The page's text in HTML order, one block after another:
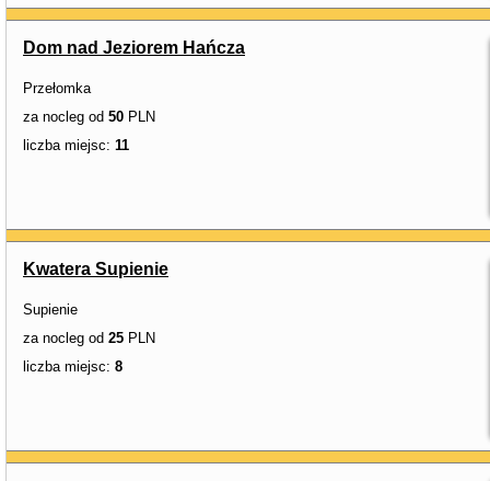
Dom nad Jeziorem Hańcza
Przełomka
za nocleg od 50 PLN
liczba miejsc: 11
Kwatera Supienie
Supienie
za nocleg od 25 PLN
liczba miejsc: 8